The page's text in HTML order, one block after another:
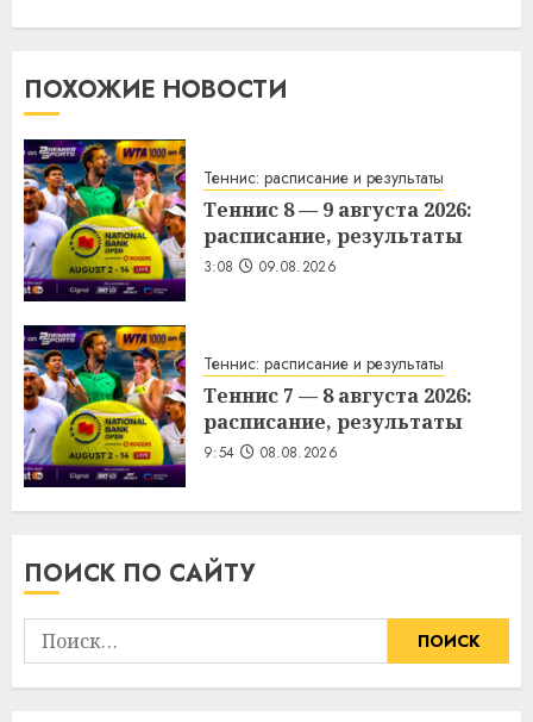
ПОХОЖИЕ НОВОСТИ
Теннис: расписание и результаты
Теннис 8 — 9 августа 2026:
расписание, результаты
3:08 09.08.2026
Теннис: расписание и результаты
Теннис 7 — 8 августа 2026:
расписание, результаты
9:54 08.08.2026
ПОИСК ПО САЙТУ
Найти: